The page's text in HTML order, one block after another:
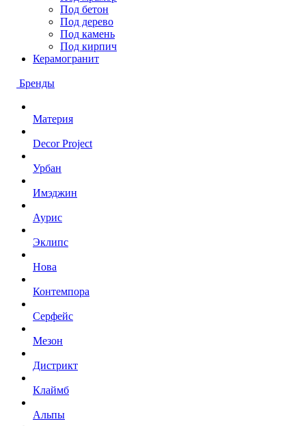
Под бетон
Под дерево
Под камень
Под кирпич
Керамогранит
Бренды
Материя
Decor Project
Урбан
Имэджин
Аурис
Эклипс
Нова
Контемпора
Серфейс
Мезон
Дистрикт
Клаймб
Альпы